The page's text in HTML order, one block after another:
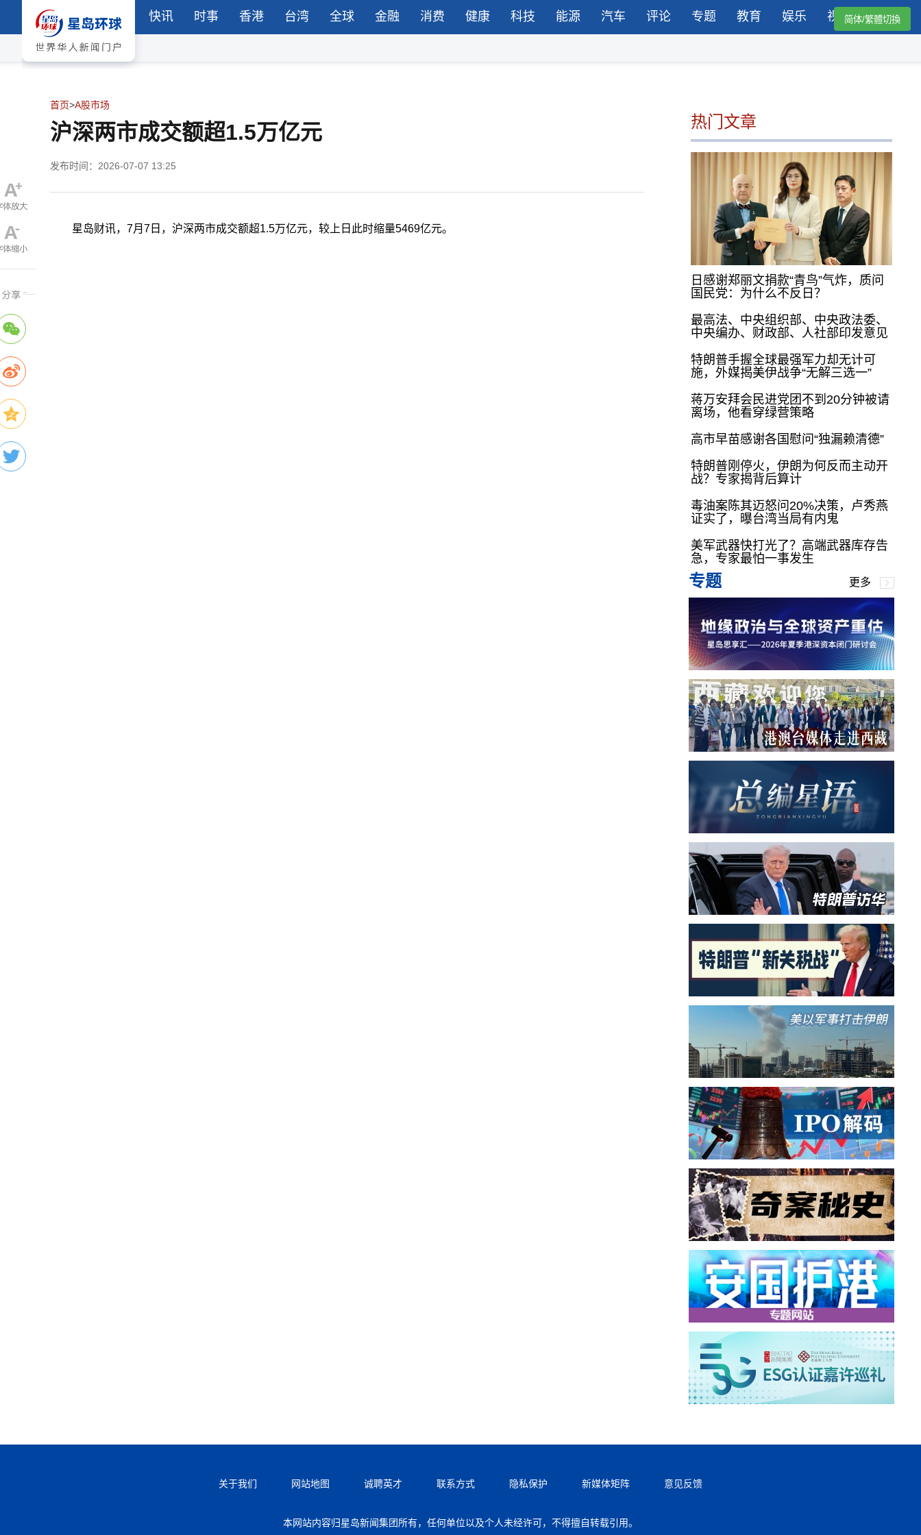
快讯 时事 香港 台湾 全球 金融 消费 健康 科技 能源 汽车 评论 专题 教育 娱乐 视频简体/繁體切換
首页>A股市场
沪深两市成交额超1.5万亿元
发布时间：2026-07-07 13:25
星岛财讯，7月7日，沪深两市成交额超1.5万亿元，较上日此时缩量5469亿元。
热门文章
日感谢郑丽文捐款“青鸟”气炸，质问
国民党：为什么不反日？
最高法、中央组织部、中央政法委、
中央编办、财政部、人社部印发意见
特朗普手握全球最强军力却无计可
施，外媒揭美伊战争“无解三选一”
蒋万安拜会民进党团不到20分钟被请
离场，他看穿绿营策略
高市早苗感谢各国慰问“独漏赖清德”
特朗普刚停火，伊朗为何反而主动开
战？专家揭背后算计
毒油案陈其迈怒问20%决策，卢秀燕
证实了，曝台湾当局有内鬼
美军武器快打光了？高端武器库存告
急，专家最怕一事发生
专题 更多
关于我们 网站地图 诚聘英才 联系方式 隐私保护 新媒体矩阵 意见反馈
本网站内容归星岛新闻集团所有，任何单位以及个人未经许可，不得擅自转载引用。